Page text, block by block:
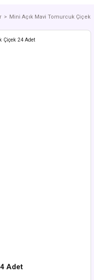
Mini Açık Mavi Tomurcuk Çiçek
Adet